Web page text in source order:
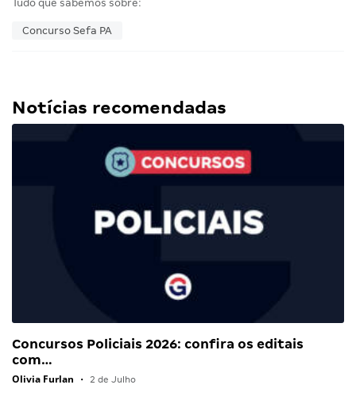
Tudo que sabemos sobre:
Concurso Sefa PA
Notícias recomendadas
Concursos Policiais 2026: confira os editais
com…
Olivia Furlan • 2 de Julho